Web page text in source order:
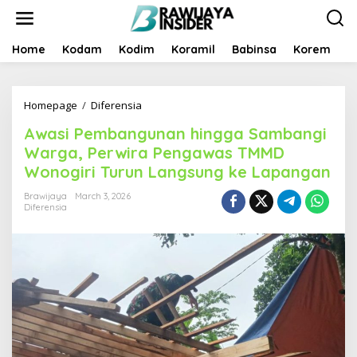
t
Home Kodam Kodim Koramil Babinsa Korem
Homepage / Diferensia
a
s
i
P
u
n
a
n
h
i
Awasi Pembangunan hingga Sambangi
Warga, Perwira Pengawas TMMD
Wonogiri Turun Langsung ke Lapangan
Brawijaya
March 3, 2026
Diferensia